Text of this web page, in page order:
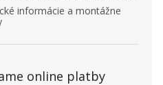
informácie a montážne
online platby